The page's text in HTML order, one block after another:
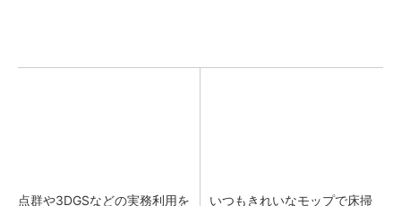
点群や3DGSなどの実務利用を
いつもきれいなモップで床掃